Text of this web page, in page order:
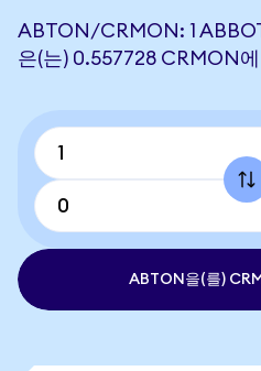
ABTON/CRMON: 1
은(는) 0.557728 CRMON
ABTON을(를)